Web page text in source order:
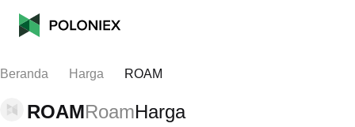
Beranda Harga ROAM
ROAMRoamHarga